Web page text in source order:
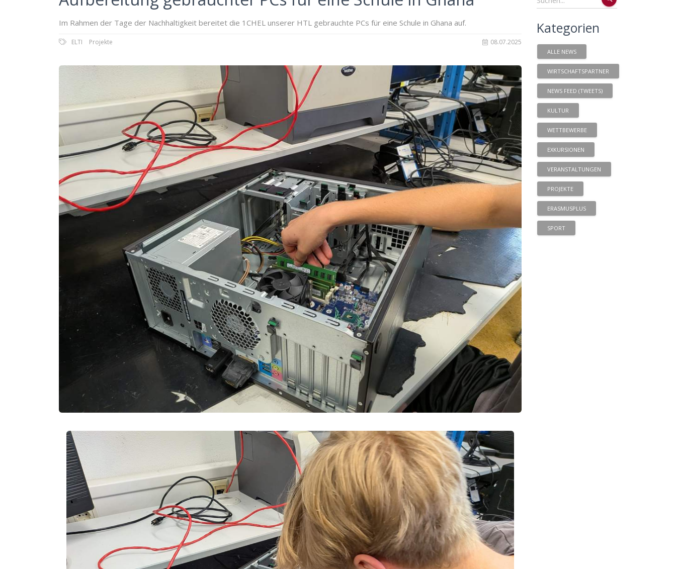
Im Rahmen der Tage der Nachhaltigkeit bereitet die 1CHEL unserer HTL gebrauchte PCs für eine Schule in Ghana auf.
08.07.2025
ELTI Projekte
Kategorien
ALLE NEWS
WIRTSCHAFTSPARTNER
NEWS FEED (TWEETS)
KULTUR
WETTBEWERBE
EXKURSIONEN
VERANSTALTUNGEN
PROJEKTE
ERASMUSPLUS
SPORT